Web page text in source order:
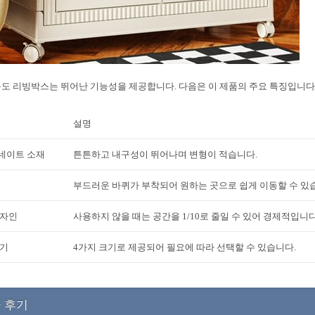
리빙박스는 뛰어난 기능성을 제공합니다. 다음은 이 제품의 주요 특징입니
설명
이트 소재 튼튼하고 내구성이 뛰어나며 변형이 적습니다.
부드러운 바퀴가 부착되어 원하는 곳으로 쉽게 이동할 수 있
인 사용하지 않을 때는 공간을 1/10로 줄일 수 있어 경제적입니
4가지 크기로 제공되어 필요에 따라 선택할 수 있습니다.
기